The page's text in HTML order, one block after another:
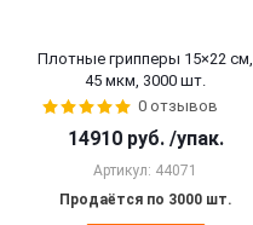
Плотные грипперы 15×22 см,
45 мкм, 3000 шт.
0 отзывов
14910 руб. /упак.
Артикул: 44071
Продаётся по 3000 шт.